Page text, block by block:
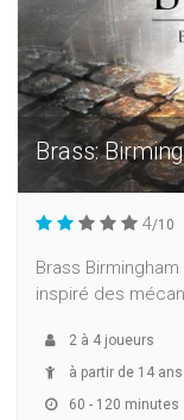
Brass:
4/10
Brass
inspiré des
2 à 4 joueurs
à partir de 14 ans
60 - 120 minutes